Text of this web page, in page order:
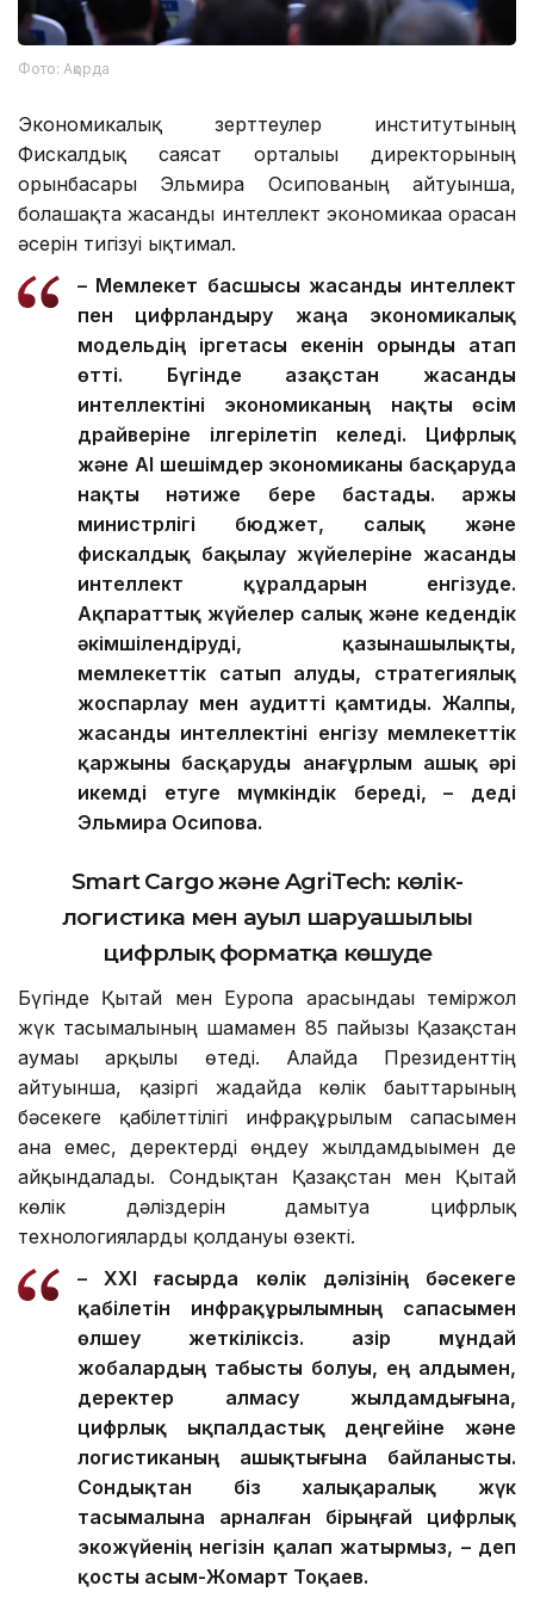
Фото: Ақорда
Экономикалық зерттеулер институтының
Фискалдық саясат орталығы директорының
орынбасары Эльмира Осипованың айтуынша,
болашақта жасанды интеллект экономикаға орасан
әсерін тигізуі ықтимал.
– Мемлекет басшысы жасанды интеллект
пен цифрландыру жаңа экономикалық
модельдің іргетасы екенін орынды атап
өтті. Бүгінде Қазақстан жасанды
интеллектіні экономиканың нақты өсім
драйверіне ілгерілетіп келеді. Цифрлық
және AI шешімдер экономиканы басқаруда
нақты нәтиже бере бастады. Қаржы
министрлігі бюджет, салық және
фискалдық бақылау жүйелеріне жасанды
интеллект құралдарын енгізуде.
Ақпараттық жүйелер салық және кедендік
әкімшілендіруді, қазынашылықты,
мемлекеттік сатып алуды, стратегиялық
жоспарлау мен аудитті қамтиды. Жалпы,
жасанды интеллектіні енгізу мемлекеттік
қаржыны басқаруды анағұрлым ашық әрі
икемді етуге мүмкіндік береді, – деді
Эльмира Осипова.
Smart Cargo және AgriTech: көлік-
логистика мен ауыл шаруашылығы
цифрлық форматқа көшуде
Бүгінде Қытай мен Еуропа арасындағы теміржол
жүк тасымалының шамамен 85 пайызы Қазақстан
аумағы арқылы өтеді. Алайда Президенттің
айтуынша, қазіргі жағдайда көлік бағыттарының
бәсекеге қабілеттілігі инфрақұрылым сапасымен
ғана емес, деректерді өңдеу жылдамдығымен де
айқындалады. Сондықтан Қазақстан мен Қытай
көлік дәліздерін дамытуға цифрлық
технологияларды қолдануы өзекті.
– XXI ғасырда көлік дәлізінің бәсекеге
қабілетін инфрақұрылымның сапасымен
өлшеу жеткіліксіз. Қазір мұндай
жобалардың табысты болуы, ең алдымен,
деректер алмасу жылдамдығына,
цифрлық ықпалдастық деңгейіне және
логистиканың ашықтығына байланысты.
Сондықтан біз халықаралық жүк
тасымалына арналған бірыңғай цифрлық
экожүйенің негізін қалап жатырмыз, – деп
қосты Қасым-Жомарт Тоқаев.